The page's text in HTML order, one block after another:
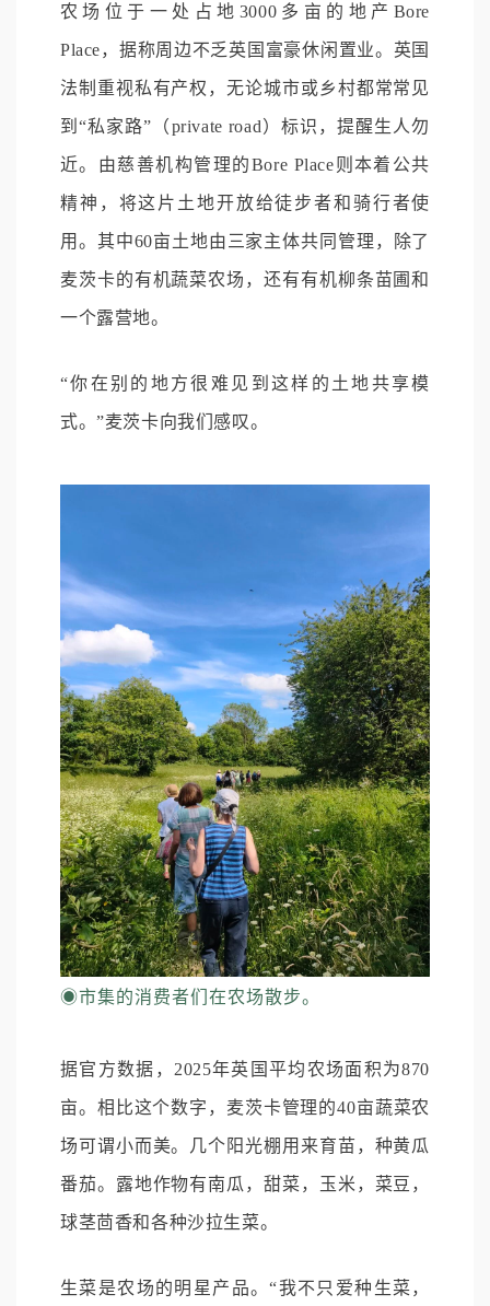
农场位于一处占地3000多亩的地产Bore
Place，据称周边不乏英国富豪休闲置业。英国
法制重视私有产权，无论城市或乡村都常常见
到“私家路”（private road）标识，提醒生人勿
近。由慈善机构管理的Bore Place则本着公共
精神，将这片土地开放给徒步者和骑行者使
用。其中60亩土地由三家主体共同管理，除了
麦茨卡的有机蔬菜农场，还有有机柳条苗圃和
一个露营地。
“你在别的地方很难见到这样的土地共享模
式。”麦茨卡向我们感叹。
◉市集的消费者们在农场散步。
据官方数据，2025年英国平均农场面积为870
亩。相比这个数字，麦茨卡管理的40亩蔬菜农
场可谓小而美。几个阳光棚用来育苗，种黄瓜
番茄。露地作物有南瓜，甜菜，玉米，菜豆，
球茎茴香和各种沙拉生菜。
生菜是农场的明星产品。“我不只爱种生菜，